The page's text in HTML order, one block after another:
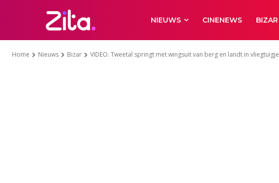
NIEUWS CINENEWS BIZAR
Home Nieuws Bizar VIDEO. Tweetal springt met wingsuit van berg en landt in vliegtuigje